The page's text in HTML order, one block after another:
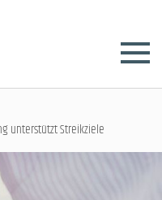
unterstützt Streikziele